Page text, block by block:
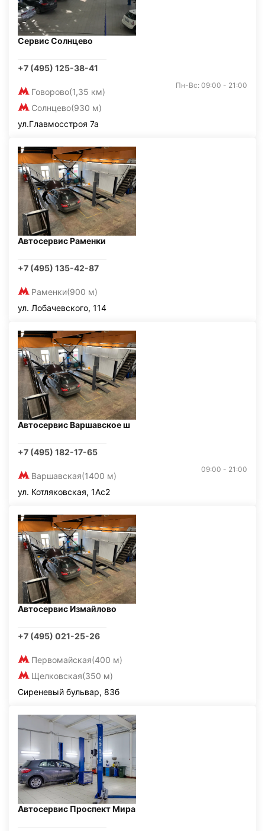
Сервис Солнцево
+7 (495) 125-38-41
Говорово(1,35 км)
Солнцево(930 м)
Пн-Вс: 09:00 - 21:00
ул.Главмосстроя 7а
Автосервис Раменки
+7 (495) 135-42-87
Раменки(900 м)
ул. Лобачевского, 114
Автосервис Варшавское ш
+7 (495) 182-17-65
Варшавская(1400 м)
09:00 - 21:00
ул. Котляковская, 1Ас2
Автосервис Измайлово
+7 (495) 021-25-26
Первомайская(400 м)
Щелковская(350 м)
Сиреневый бульвар, 83б
Автосервис Проспект Мира